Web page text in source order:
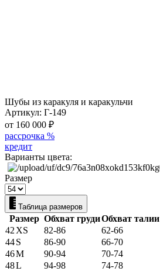
Шубы из каракуля и каракульчи
Артикул: Г-149
от 160 000 ₽
рассрочка %
кредит
Варианты цвета:
Размер
Таблица размеров
Размер Обхват грудиОбхват талии
42 XS 82-86 62-66
44S 86-90 66-70
46M 90-94 70-74
48L 94-98 74-78